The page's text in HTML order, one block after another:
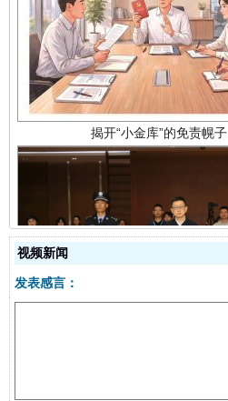
揭开“小金库”的免责幌子
视频新闻
发表感言：